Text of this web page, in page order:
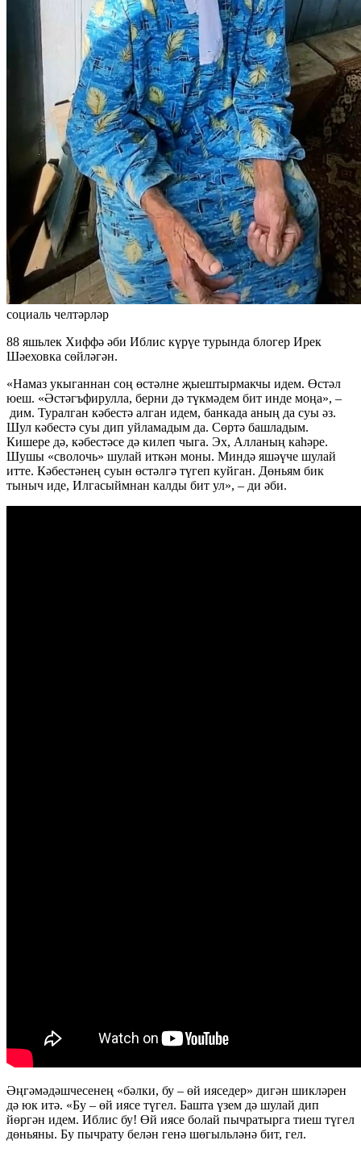
социаль челтәрләр
88 яшьлек Хиффә әби Иблис күрүе турында блогер Ирек
Шәеховка сөйләгән.
«Намаз укыганнан соң өстәлне җыештырмакчы идем. Өстәл
юеш. «Әстәгъфирулла, берни дә түкмәдем бит инде моңа», –
дим. Туралган кәбестә алган идем, банкада аның да суы әз.
Шул кәбестә суы дип уйламадым да. Сөртә башладым.
Кишере дә, кәбестәсе дә килеп чыга. Эх, Алланың каһәре.
Шушы «сволочь» шулай иткән моны. Миндә яшәүче шулай
итте. Кәбестәнең суын өстәлгә түгеп куйган. Дөньям бик
тыныч иде, Илгасыймнан калды бит ул», – ди әби.
Әңгәмәдәшчесенең «бәлки, бу – өй ияседер» дигән шикләрен
дә юк итә. «Бу – өй иясе түгел. Башта үзем дә шулай дип
йөргән идем. Иблис бу! Өй иясе болай пычратырга тиеш түгел
дөньяны. Бу пычрату белән генә шөгыльләнә бит, гел.